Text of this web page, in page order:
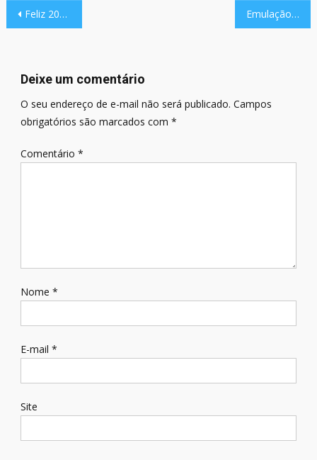
Navegação
Post
Feliz 2023! Emulação, a preservação dos videogames! | Game Talk
Deixe um comentário
O seu endereço de e-mail não será publicado. Campos
obrigatórios são marcados com *
Comentário *
Nome *
E-mail *
Site